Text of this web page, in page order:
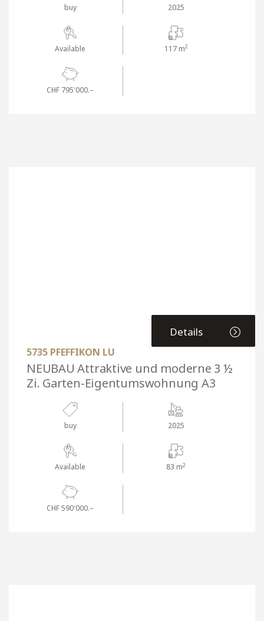
buy 2025
Available 117 m2
CHF 795'000.–
5735 PFEFFIKON LU
NEUBAU Attraktive und moderne 3 ½
Zi. Garten-Eigentumswohnung A3
buy 2025
Available 83 m2
CHF 590'000.–
Details